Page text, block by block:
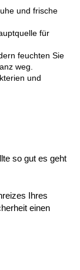
und frische
für
feuchten Sie
weg.
und
so gut es geht
Ihres
einen